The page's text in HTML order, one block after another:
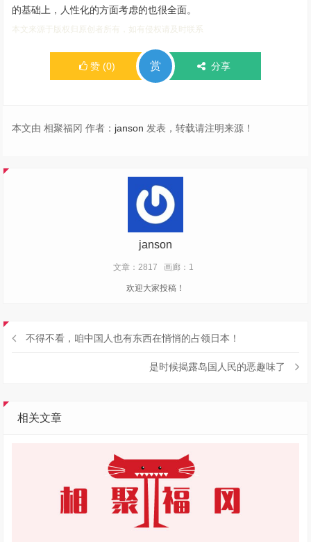
的基础上，人性化的方面考虑的也很全面。
本文来源于版权归原创者所有，如有侵权请及时联系
赞 (0) 赏 分享
本文由 相聚福冈 作者： janson 发表，转载请注明来源！
janson
文章：2817 画廊：1
欢迎大家投稿！
不得不看，咱中国人也有东西在悄悄的占领日本！
是时候揭露岛国人民的恶趣味了
相关文章